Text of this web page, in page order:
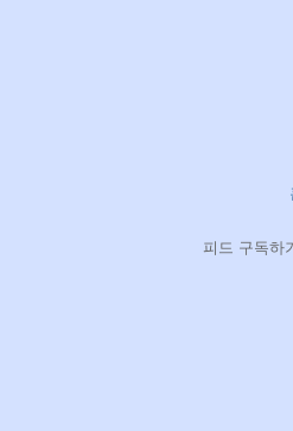
피드 구독하